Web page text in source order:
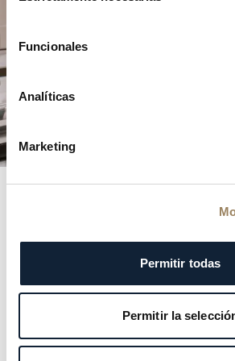
Funcionales
Analíticas
Marketing
Permitir todas
Permitir la
También podría